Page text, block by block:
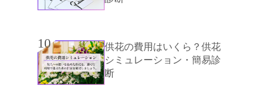
10
供花の費用はいくら？供花
シミュレーション・簡易診
断